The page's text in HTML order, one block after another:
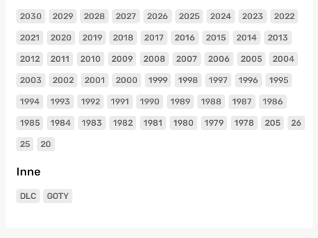
2030 2029 2028 2027 2026 2025 2024 2023 2022
2021 2020 2019 2018 2017 2016 2015 2014 2013
2012 2011 2010 2009 2008 2007 2006 2005 2004
2003 2002 2001 2000 1999 1998 1997 1996 1995
1994 1993 1992 1991 1990 1989 1988 1987 1986
1985 1984 1983 1982 1981 1980 1979 1978 205 26
25 20
Inne
DLC GOTY